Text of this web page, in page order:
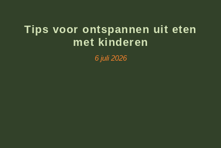
Tips voor ontspannen uit eten
met kinderen
6 juli 2026